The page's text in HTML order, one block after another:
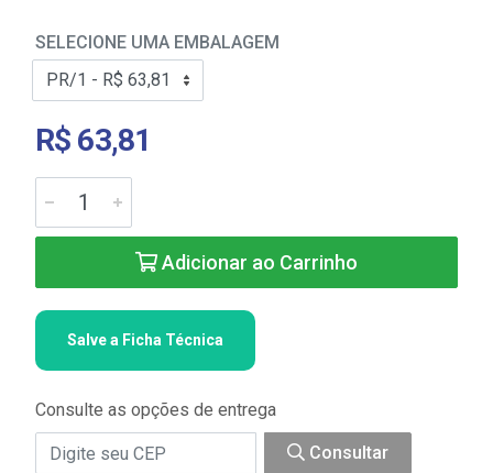
SELECIONE UMA EMBALAGEM
R$ 63,81
Adicionar ao Carrinho
Salve a Ficha Técnica
Consulte as opções de entrega
Consultar